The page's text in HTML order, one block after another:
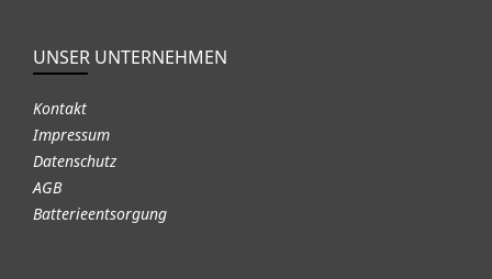
UNSER UNTERNEHMEN
Kontakt
Impressum
Datenschutz
AGB
Batterieentsorgung